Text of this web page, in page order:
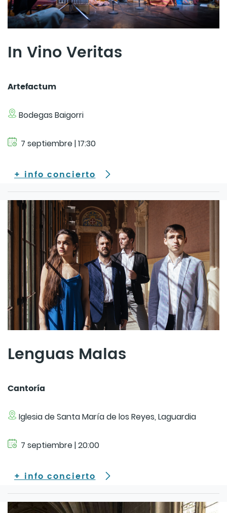
In Vino Veritas
Artefactum
Bodegas Baigorri
7 septiembre | 17:30
+ info concierto
Lenguas Malas
Cantoría
Iglesia de Santa María de los Reyes, Laguardia
7 septiembre | 20:00
+ info concierto